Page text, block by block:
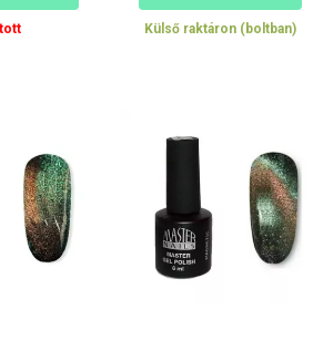
Külső raktáron (boltban)